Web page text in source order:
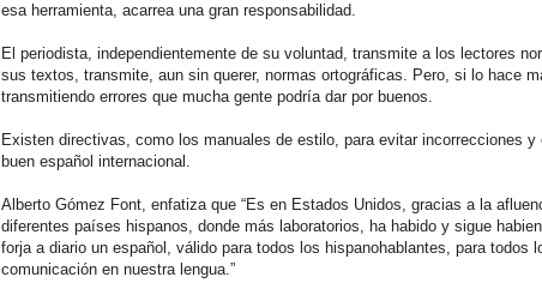
esa herramienta, acarrea una gran responsabilidad.
El periodista, independientemente de su voluntad, transmite a los lectores
sus textos, transmite, aun sin querer, normas ortográficas. Pero, si lo hace
transmitiendo errores que mucha gente podría dar por buenos.
Existen directivas, como los manuales de estilo, para evitar incorrecciones y
buen español internacional.
Alberto Gómez Font, enfatiza que “Es en Estados Unidos, gracias a la
diferentes países hispanos, donde más laboratorios, ha habido y sigue
forja a diario un español, válido para todos los hispanohablantes, para todos
comunicación en nuestra lengua.”